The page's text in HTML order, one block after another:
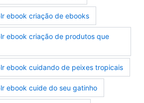
ebook criação de ebooks
ebook criação de produtos que
ebook cuidando de peixes tropicais
ebook cuide do seu gatinho